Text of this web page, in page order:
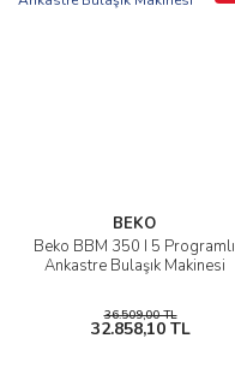
BEKO
Beko BBM 350 I 5 Programlı
Ankastre Bulaşık Makinesi
36.509,00 TL
32.858,10 TL